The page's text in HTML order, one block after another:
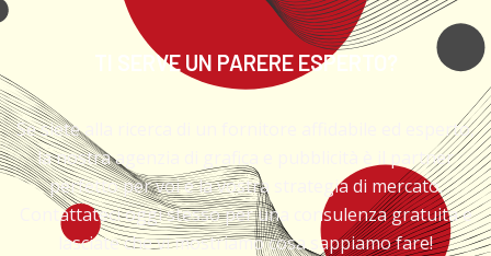
TI SERVE UN PARERE ESPERTO?
Se siete alla ricerca di un fornitore affidabile ed esperto,
la nostra agenzia di grafica e pubblicità è il partner
perfetto per voi e la vostra strategia di mercato.
Contattateci oggi stesso per una consulenza gratuita e
lasciate che vi mostriamo cosa sappiamo fare!